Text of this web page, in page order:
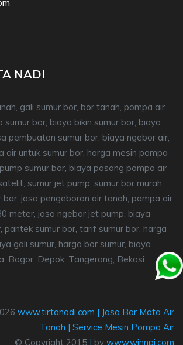
NADI
gali sumur bor, bor tanah, pompa air
sumur bor, biaya bikin sumur bor, biaya
pembuatan sumur bor, biaya ngebor air,
air untuk sumur bor, harga mesin pompa
sumur bor, biaya pasang pompa air
sumur jet pump, sumur bor murah,
bor, jasa pengeboran air tanah, pompa air
meter, jasa ngebor jet pump, biaya
pantek sumur bor, tarif sumur bor, harga
gali sumur, harga bor sumur, biaya
Bogor, Depok, Tangerang, Bekasi.
www.tirtanadi.com | Jasa Bor Mata Air
Tanah | Service Mesin Pompa Air
© Copyright 2015 | by www.winnpi.com